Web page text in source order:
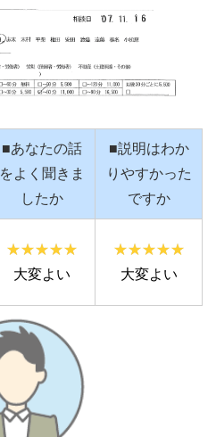
■あなたの話
をよく聞きま
したか
■説明はわか
りやすかった
ですか
大変よい 大変よい